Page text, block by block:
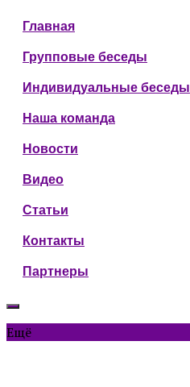
Главная
Групповые беседы
Индивидуальные беседы
Наша команда
Новости
Видео
Статьи
Контакты
Партнеры
Ещё